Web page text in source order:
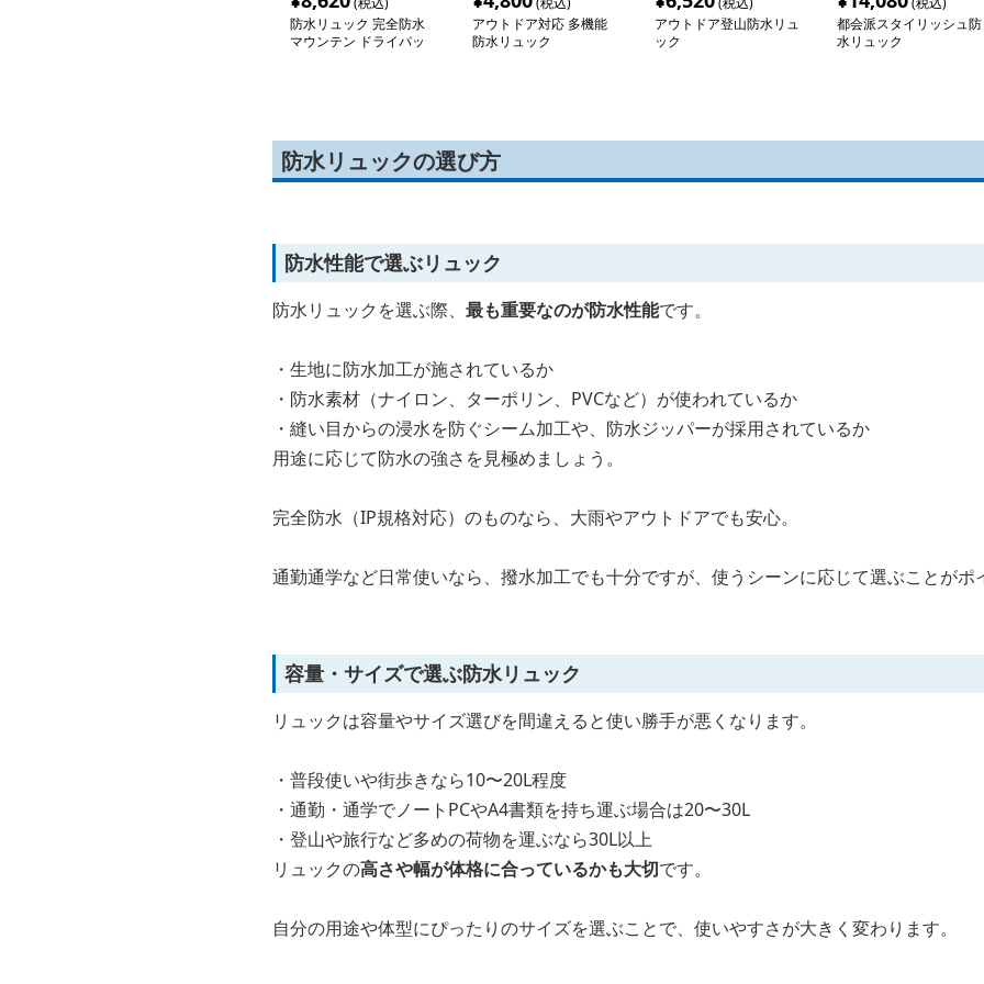
防水リュック 完全防水
マウンテン ドライパッ
アウトドア対応 多機能
防水リュック
アウトドア登山防水リュ
ック
都会派スタイリッシュ防
水リュック
防水リュックの選び方
防水性能で選ぶリュック
防水リュックを選ぶ際、 最も重要なのが防水性能です。
・生地に防水加工が施されているか
・防水素材（ナイロン、ターポリン、PVCなど）が使われているか
・縫い目からの浸水を防ぐシーム加工や、防水ジッパーが採用されているか
用途に応じて防水の強さを見極めましょう。
完全防水（IP規格対応）のものなら、大雨やアウトドアでも安心。
通勤通学など日常使いなら、撥水加工でも十分ですが、使うシーンに応じて選ぶことがポ
容量・サイズで選ぶ防水リュック
リュックは容量やサイズ選びを間違えると使い勝手が悪くなります。
・普段使いや街歩きなら10〜20L程度
・通勤・通学でノートPCやA4書類を持ち運ぶ場合は20〜30L
・登山や旅行など多めの荷物を運ぶなら30L以上
リュックの高さや幅が体格に合っているかも大切です。
自分の用途や体型にぴったりのサイズを選ぶことで、使いやすさが大きく変わります。